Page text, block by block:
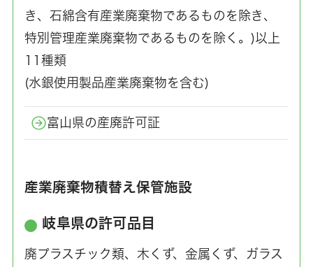
き、石綿含有産業廃棄物であるものを除き、
特別管理産業廃棄物であるものを除く。)以上
11種類
(水銀使用製品産業廃棄物を含む)
富山県の産廃許可証
産業廃棄物積替え保管施設
岐阜県の許可品目
廃プラスチック類、木くず、金属くず、ガラス